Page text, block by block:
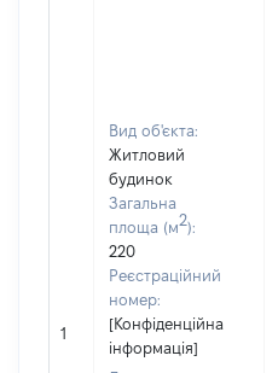
1
Вид об'єкта:
Житловий
будинок
Загальна
площа (м2):
220
Реєстраційний
номер:
[Конфіденційна
інформація]